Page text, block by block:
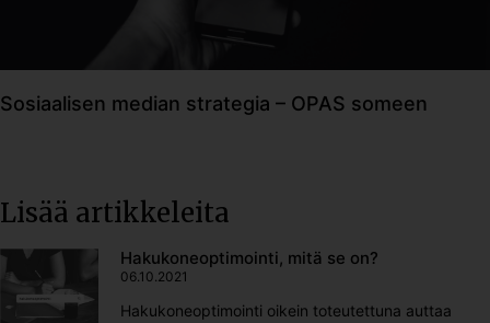
Sosiaalisen median strategia – OPAS someen
Lisää artikkeleita
Hakukoneoptimointi, mitä se on?
06.10.2021
Hakukoneoptimointi oikein toteutettuna auttaa